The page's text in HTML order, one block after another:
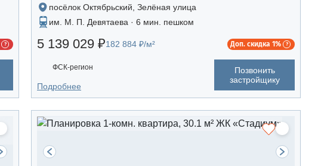
посёлок Октябрьский, Зелёная улица
им. М. П. Девятаева · 6 мин. пешком
5 139 029 ₽182 884 ₽/м² Доп. скидка 1%
ФСК-регион
Позвонить
застройщику
Подробнее